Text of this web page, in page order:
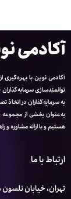
آکادمی
آکادمی نوین با بهره‌گیری
توانمندسازی
به سرمایه‌گذاران در
به‌عنوان بخشی از مجموعه
هستیم و با ارائه مشاوره
ارتباط با ما
تهران، خیابان نلسون